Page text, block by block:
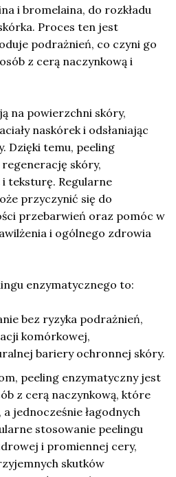
i bromelaina, do rozkładu
Proces ten jest
podrażnień, co czyni go
z cerą naczynkową i
na powierzchni skóry,
naskórek i odsłaniając
Dzięki temu, peeling
skóry,
teksturę. Regularne
przyczynić się do
przebarwień oraz pomóc w
i ogólnego zdrowia
enzymatycznego to:
bez ryzyka podrażnień,
komórkowej,
bariery ochronnej skóry.
peeling enzymatyczny jest
z cerą naczynkową, które
jednocześnie łagodnych
stosowanie peelingu
i promiennej cery,
skutków